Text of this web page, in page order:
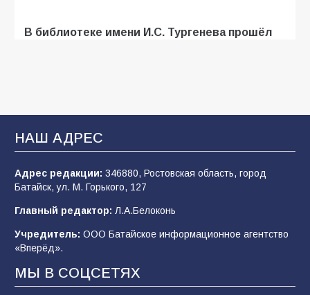
В библиотеке имени И.С. Тургенева прошёл
В Батайске продолжаются дорожные работы
107 04.08.2026
В детском саду № 35 дети освоили
строительные профессии в ходе
спортивного праздника
90
НАШ АДРЕС
Адрес редакции: 346880, Ростовская область, город
Батайск, ул. М. Горького, 127
Главный редактор: Л.А.Белоконь
Учредитель: ООО Батайское информационное агентство
«Вперёд».
МЫ В СОЦСЕТЯХ